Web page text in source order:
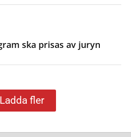
ska prisas av juryn
Ladda fler